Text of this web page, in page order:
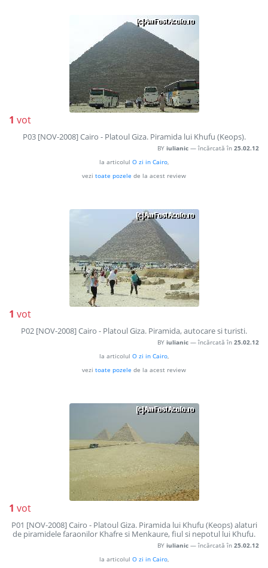
1 vot
P03 [NOV-2008] Cairo - Platoul Giza. Piramida lui Khufu (Keops).
BY iulianic — încărcată în 25.02.12
la articolul O zi in Cairo,
vezi toate pozele de la acest review
1 vot
P02 [NOV-2008] Cairo - Platoul Giza. Piramida, autocare si turisti.
BY iulianic — încărcată în 25.02.12
la articolul O zi in Cairo,
vezi toate pozele de la acest review
1 vot
P01 [NOV-2008] Cairo - Platoul Giza. Piramida lui Khufu (Keops) alaturi
de piramidele faraonilor Khafre si Menkaure, fiul si nepotul lui Khufu.
BY iulianic — încărcată în 25.02.12
la articolul O zi in Cairo,